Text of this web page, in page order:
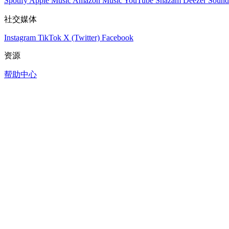
社交媒体
Instagram TikTok X (Twitter) Facebook
资源
帮助中心